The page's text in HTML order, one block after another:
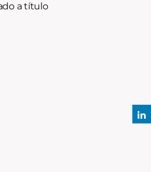
a título